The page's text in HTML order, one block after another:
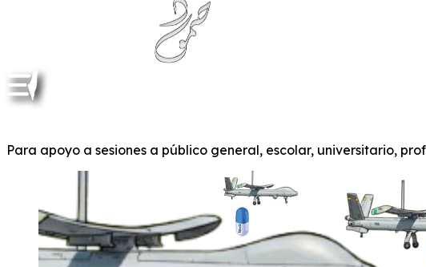
Para apoyo a sesiones a público general, escolar, universitario,